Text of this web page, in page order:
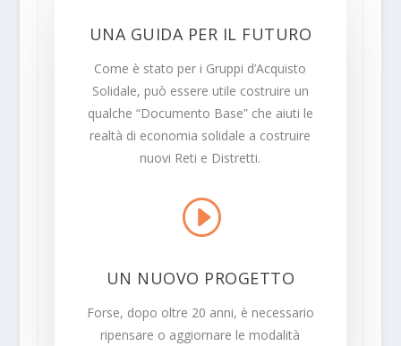
UNA GUIDA PER IL FUTURO
Come è stato per i Gruppi d’Acquisto
Solidale, può essere utile costruire un
qualche “Documento Base” che aiuti le
realtà di economia solidale a costruire
nuovi Reti e Distretti.
I
UN NUOVO PROGETTO
Forse, dopo oltre 20 anni, è necessario
ripensare o aggiornare le modalità